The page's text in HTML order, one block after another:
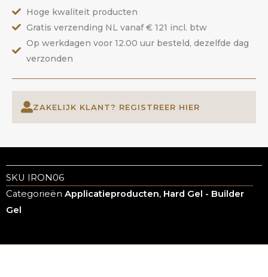
ANOLE
aantal
Hoge kwaliteit producten
Gratis verzending NL vanaf € 121 incl. btw
Op werkdagen voor 12.00 uur besteld, dezelfde dag
verzonden
ZAKELIJK KLANT? REGISTREER HIER
SKU IRON06
Categorieën Applicatieproducten, Hard Gel - Builder
Gel